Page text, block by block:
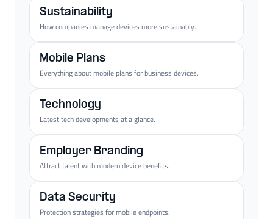
Sustainability
How companies manage devices more sustainably.
Mobile Plans
Everything about mobile plans for business devices.
Technology
Latest tech developments at a glance.
Employer Branding
Attract talent with modern device benefits.
Data Security
Protection strategies for mobile endpoints.